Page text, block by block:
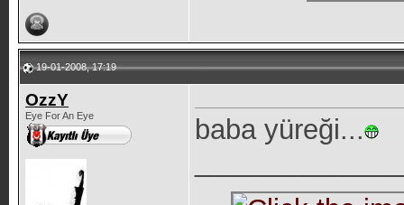
19-01-2008, 17:19
OzzY
Eye For An Eye
baba yüreği...